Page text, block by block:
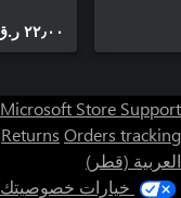
٢٢٫٠٠ ر.ق.‏
Microsoft Store Support
Returns Orders tracking
العربية (قطر)
خيارات خصوصيتك